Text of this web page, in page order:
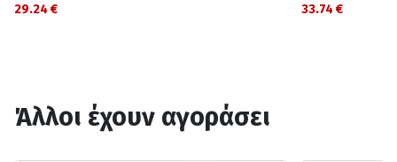
29.24 € 33.74 €
Άλλοι έχουν αγοράσει